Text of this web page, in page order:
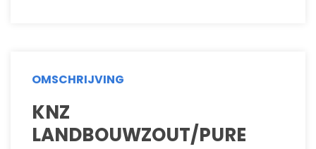
OMSCHRIJVING
KNZ
LANDBOUWZOUT/PURE